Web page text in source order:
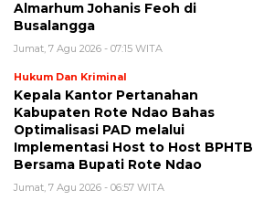
Almarhum Johanis Feoh di
Busalangga
Jumat, 7 Agu 2026 - 07:15 WITA
Hukum Dan Kriminal
Kepala Kantor Pertanahan
Kabupaten Rote Ndao Bahas
Optimalisasi PAD melalui
Implementasi Host to Host BPHTB
Bersama Bupati Rote Ndao
Jumat, 7 Agu 2026 - 06:57 WITA